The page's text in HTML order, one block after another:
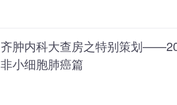
齐肿内科大查房之特别策划
非小细胞肺癌篇